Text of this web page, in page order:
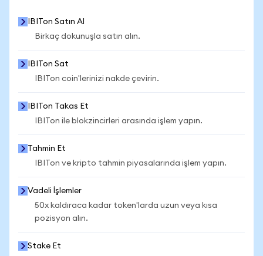
IBITon Satın Al
Birkaç dokunuşla satın alın.
IBITon Sat
IBITon coin'lerinizi nakde çevirin.
IBITon Takas Et
IBITon ile blokzincirleri arasında işlem yapın.
Tahmin Et
IBITon ve kripto tahmin piyasalarında işlem yapın.
Vadeli İşlemler
50x kaldıraca kadar token'larda uzun veya kısa
pozisyon alın.
Stake Et